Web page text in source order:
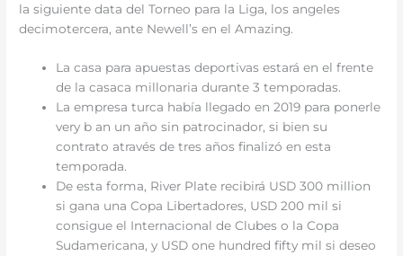
la siguiente data del Torneo para la Liga, los angeles
decimotercera, ante Newell’s en el Amazing.
La casa para apuestas deportivas estará en el frente
de la casaca millonaria durante 3 temporadas.
La empresa turca había llegado en 2019 para ponerle
very b an un año sin patrocinador, si bien su
contrato através de tres años finalizó en esta
temporada.
De esta forma, River Plate recibirá USD 300 million
si gana una Copa Libertadores, USD 200 mil si
consigue el Internacional de Clubes o la Copa
Sudamericana, y USD one hundred fifty mil si deseo